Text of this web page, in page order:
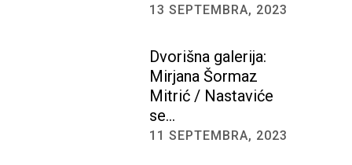
13 SEPTEMBRA, 2023
Dvorišna galerija:
Mirjana Šormaz
Mitrić / Nastaviće
se…
11 SEPTEMBRA, 2023